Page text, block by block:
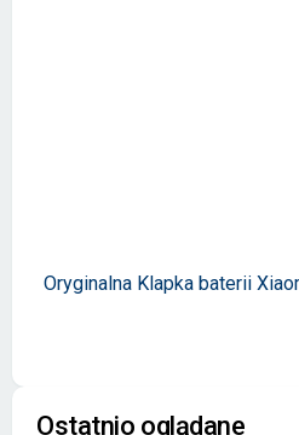
Oryginalna Klapka baterii
Ostatnio oglądane